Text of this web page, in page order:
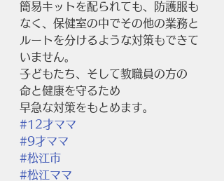
簡易キットを配られても、防護服も
なく、保健室の中でその他の業務と
ルートを分けるような対策もできて
いません。
子どもたち、そして教職員の方の
命と健康を守るため
早急な対策をもとめます。
#12才ママ
#9才ママ
#松江市
#松江ママ